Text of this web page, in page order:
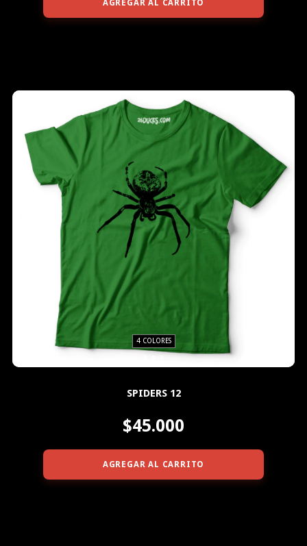
AGREGAR AL CARRITO
4 COLORES
SPIDERS 12
$45.000
AGREGAR AL CARRITO